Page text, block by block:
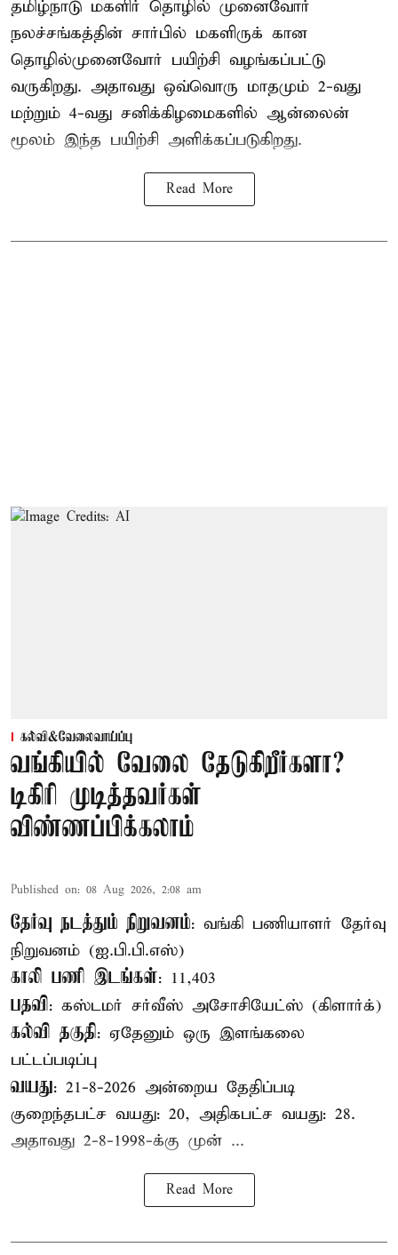
தமிழ்நாடு மகளிர் தொழில் முனைவோர்
நலச்சங்கத்தின் சார்பில் மகளிருக் கான
தொழில்முனைவோர் பயிற்சி வழங்கப்பட்டு
வருகிறது. அதாவது ஒவ்வொரு மாதமும் 2-வது
மற்றும் 4-வது சனிக்கிழமைகளில் ஆன்லைன்
மூலம் இந்த பயிற்சி அளிக்கப்படுகிறது.
Read More
கல்வி&வேலைவாய்ப்பு
வங்கியில் வேலை தேடுகிறீர்களா?
டிகிரி முடித்தவர்கள்
விண்ணப்பிக்கலாம்
Published on: 08 Aug 2026, 2:08 am
தேர்வு நடத்தும் நிறுவனம்: வங்கி பணியாளர் தேர்வு
நிறுவனம் (ஐ.பி.பி.எஸ்)
காலி பணி இடங்கள்: 11,403
பதவி: கஸ்டமர் சர்வீஸ் அசோசியேட்ஸ் (கிளார்க்)
கல்வி தகுதி: ஏதேனும் ஒரு இளங்கலை
பட்டப்படிப்பு
வயது: 21-8-2026 அன்றைய தேதிப்படி
குறைந்தபட்ச வயது: 20, அதிகபட்ச வயது: 28.
அதாவது 2-8-1998-க்கு முன் ...
Read More